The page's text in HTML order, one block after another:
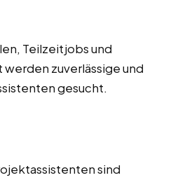
Teilzeitjobs und
zuverlässige und
gesucht.
sind